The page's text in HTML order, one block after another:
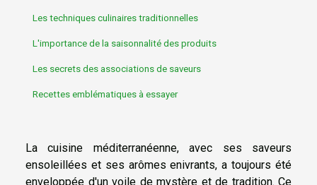
Les techniques culinaires traditionnelles
L'importance de la saisonnalité des produits
Les secrets des associations de saveurs
Recettes emblématiques à essayer
La cuisine méditerranéenne, avec ses saveurs
ensoleillées et ses arômes enivrants, a toujours été
enveloppée d'un voile de mystère et de tradition. Ce